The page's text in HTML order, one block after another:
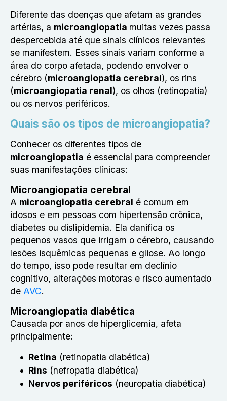
Diferente das doenças que afetam as grandes
artérias, a microangiopatia muitas vezes passa
despercebida até que sinais clínicos relevantes
se manifestem. Esses sinais variam conforme a
área do corpo afetada, podendo envolver o
cérebro (microangiopatia cerebral), os rins
(microangiopatia renal), os olhos (retinopatia)
ou os nervos periféricos.
Quais são os tipos de microangiopatia?
Conhecer os diferentes tipos de
microangiopatia é essencial para compreender
suas manifestações clínicas:
Microangiopatia cerebral
A microangiopatia cerebral é comum em
idosos e em pessoas com hipertensão crônica,
diabetes ou dislipidemia. Ela danifica os
pequenos vasos que irrigam o cérebro, causando
lesões isquêmicas pequenas e gliose. Ao longo
do tempo, isso pode resultar em declínio
cognitivo, alterações motoras e risco aumentado
de AVC.
Microangiopatia diabética
Causada por anos de hiperglicemia, afeta
principalmente:
Retina (retinopatia diabética)
Rins (nefropatia diabética)
Nervos periféricos (neuropatia diabética)